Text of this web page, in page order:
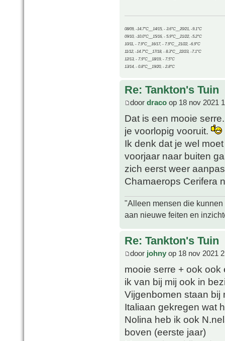
08/09, -14.7°C__14/15, - 3.6°C__20/21, -9.1°C
09/10, -10.0°C__15/16, - 5.9°C__21/22, -5.2°C
10/11, - 7.9°C__16/17, - 7.9°C__21/22, -6.9°C
11/12, -14.7°C__17/18, - 8.3°C__22/23, -7.1°C
12/13, - 7.9°C__18/19, - 7.5°C
13/14, - 0.8°C__19/20, - 2.8°C
Re: Tankton's Tuin
door draco op 18 nov 2021
Dat is een mooie
je voorlopig vooruit.
Ik denk dat je wel
voorjaar naar buiten
zich eerst weer
Chamaerops Cerifera
"Alleen mensen die
aan nieuwe feiten en
Re: Tankton's Tuin
door johny op 18 nov 2021
mooie serre + ook
ik van bij mij ook in
Vijgenbomen staan bij
Italiaan gekregen wat
Nolina heb ik ook
boven (eerste jaar)